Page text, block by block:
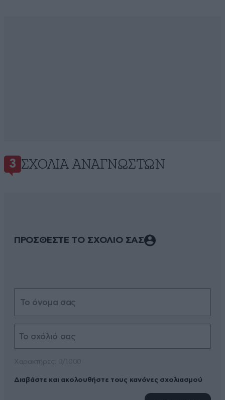
3 ΣΧΌΛΙΑ ΑΝΑΓΝΩΣΤΏΝ
ΠΡΟΣΘΕΣΤΕ ΤΟ ΣΧΟΛΙΟ ΣΑΣ
Διαβάστε και ακολουθήστε τους κανόνες σχολιασμού